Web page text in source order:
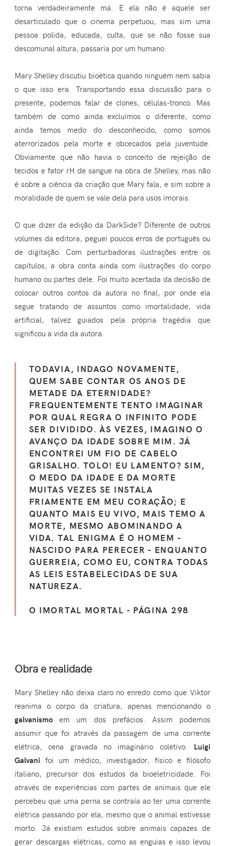
torna verdadeiramente má. E ela não é aquele ser
desarticulado que o cinema perpetuou, mas sim uma
pessoa polida, educada, culta, que se não fosse sua
descomunal altura, passaria por um humano.
Mary Shelley discutiu bioética quando ninguém nem sabia
o que isso era. Transportando essa discussão para o
presente, podemos falar de clones, células-tronco. Mas
também de como ainda excluímos o diferente, como
ainda temos medo do desconhecido, como somos
aterrorizados pela morte e obcecados pela juventude.
Obviamente que não havia o conceito de rejeição de
tecidos e fator rH de sangue na obra de Shelley, mas não
é sobre a ciência da criação que Mary fala, e sim sobre a
moralidade de quem se vale dela para usos imorais.
O que dizer da edição da DarkSide? Diferente de outros
volumes da editora, peguei poucos erros de português ou
de digitação. Com perturbadoras ilustrações entre os
capítulos, a obra conta ainda com ilustrações do corpo
humano ou partes dele. Foi muito acertada da decisão de
colocar outros contos da autora no final, por onde ela
segue tratando de assuntos como imortalidade, vida
artificial, talvez guiados pela própria tragédia que
significou a vida da autora.
TODAVIA, INDAGO NOVAMENTE,
QUEM SABE CONTAR OS ANOS DE
METADE DA ETERNIDADE?
FREQUENTEMENTE TENTO IMAGINAR
POR QUAL REGRA O INFINITO PODE
SER DIVIDIDO. ÀS VEZES, IMAGINO O
AVANÇO DA IDADE SOBRE MIM. JÁ
ENCONTREI UM FIO DE CABELO
GRISALHO. TOLO! EU LAMENTO? SIM,
O MEDO DA IDADE E DA MORTE
MUITAS VEZES SE INSTALA
FRIAMENTE EM MEU CORAÇÃO; E
QUANTO MAIS EU VIVO, MAIS TEMO A
MORTE, MESMO ABOMINANDO A
VIDA. TAL ENIGMA É O HOMEM -
NASCIDO PARA PERECER - ENQUANTO
GUERREIA, COMO EU, CONTRA TODAS
AS LEIS ESTABELECIDAS DE SUA
NATUREZA.
O IMORTAL MORTAL - PÁGINA 298
Obra e realidade
Mary Shelley não deixa claro no enredo como que Viktor
reanima o corpo da criatura, apenas mencionando o
galvanismo em um dos prefácios. Assim podemos
assumir que foi através da passagem de uma corrente
elétrica, cena gravada no imaginário coletivo. Luigi
Galvani foi um médico, investigador, físico e filósofo
italiano, precursor dos estudos da bioeletricidade. Foi
através de experiências com partes de animais que ele
percebeu que uma perna se contraía ao ter uma corrente
elétrica passando por ela, mesmo que o animal estivesse
morto. Já existiam estudos sobre animais capazes de
gerar descargas elétricas, como as enguias e isso levou